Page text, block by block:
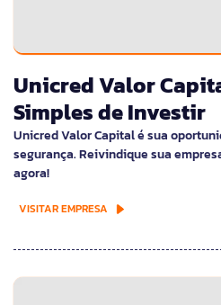
Unicred Valor
Simples de Investir
Unicred Valor Capital é sua
segurança. Reivindique sua
agora!
VISITAR EMPRESA